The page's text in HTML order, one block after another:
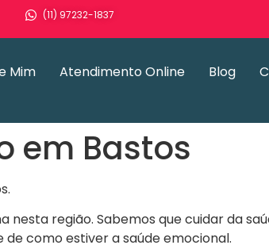
(11) 97232-1837
Mim Atendimento Online Blog
em Bastos
nesta região. Sabemos que cuidar da
de como estiver a saúde emocional.